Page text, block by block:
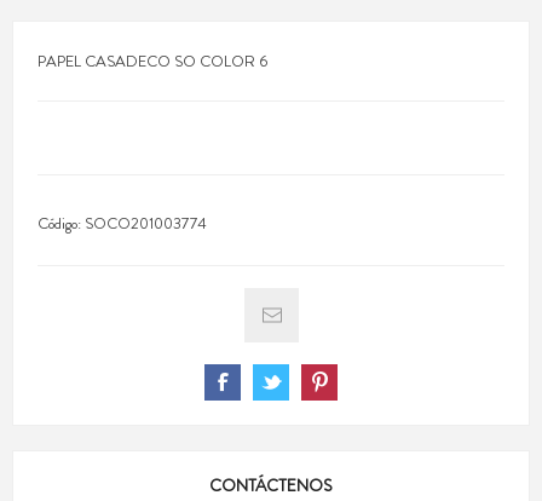
PAPEL CASADECO SO COLOR 6
Código: SOCO201003774
CONTÁCTENOS